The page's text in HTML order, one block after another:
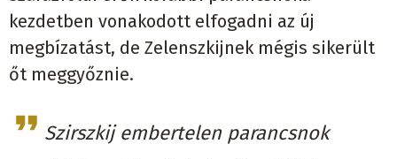
kezdetben vonakodott elfogadni az új
megbízatást, de Zelenszkijnek mégis sikerült
őt meggyőznie.
Szirszkij embertelen parancsnok